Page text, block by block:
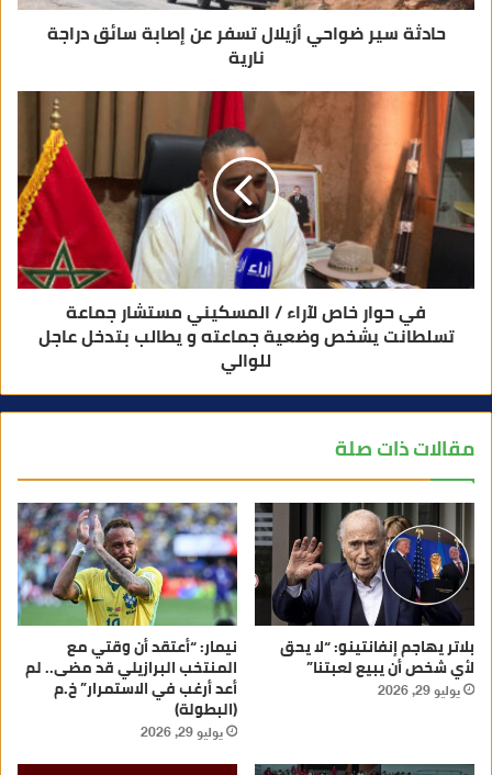
حادثة سير ضواحي أزيلال تسفر عن إصابة سائق دراجة
نارية
في حوار خاص لآراء / المسكيني مستشار جماعة
تسلطانت يشخص وضعية جماعته و يطالب بتدخل عاجل
للوالي
مقالات ذات صلة
بلاتر يهاجم إنفانتينو: “لا يحق
لأي شخص أن يبيع لعبتنا”
يوليو 29, 2026
نيمار: “أعتقد أن وقتي مع
المنتخب البرازيلي قد مضى.. لم
أعد أرغب في الاستمرار” خ.م
(البطولة)
يوليو 29, 2026